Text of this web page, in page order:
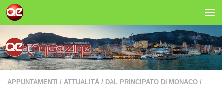
Salta al contenuto
APPUNTAMENTI / ATTUALITÀ / DAL PRINCIPATO DI MONACO /